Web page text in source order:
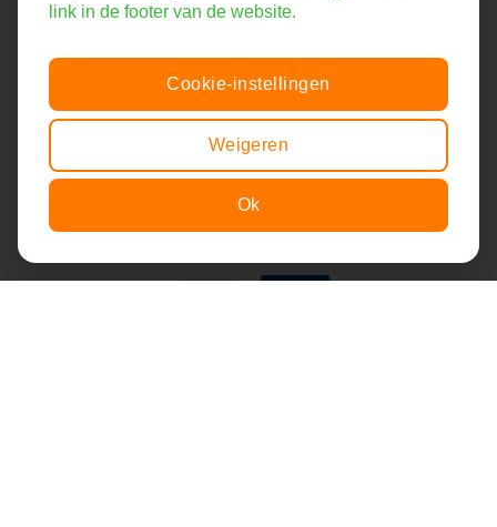
NL39 RABO 0106 5954 66
Volg ons!
Nieuwsbrief ontvangen?
Item toegevoegd aan winkelwagen. Afrekenen
link in de footer van de website.
Cookie-instellingen
Weigeren
Ok